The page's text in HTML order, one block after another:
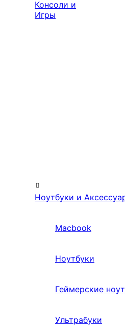
Консоли и
Игры
Ноутбуки и
Macbook
Ноутбуки
Геймерские
Ультрабуки